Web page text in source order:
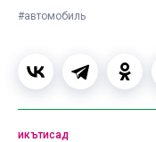
#автомобиль
икътисад